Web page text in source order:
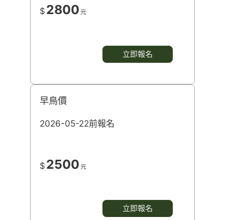
$ 2800 元
立即報名
早鳥價
2026-05-22前報名
$ 2500 元
立即報名